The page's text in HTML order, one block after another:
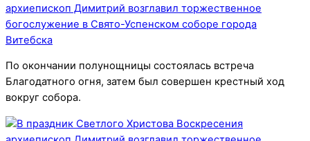
По окончании полунощницы состоялась встреча
Благодатного огня, затем был совершен крестный ход
вокруг собора.